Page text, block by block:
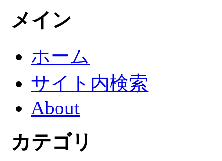
メイン
ホーム
サイト内検索
About
カテゴリ